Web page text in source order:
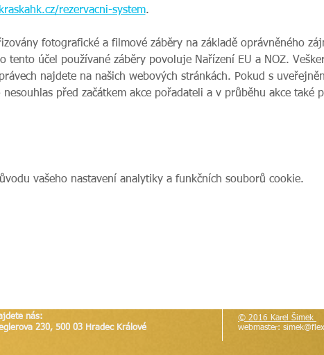
rezervacni-system.
fotografické a filmové záběry na základě oprávněného
tento účel používané záběry povoluje Nařízení EU a NOZ.
najdete na našich webových stránkách. Pokud s
nesouhlas před začátkem akce pořadateli a v průběhu akce také
vašeho nastavení analytiky a funkčních souborů cookie.
© 2016 Karel Šimek
webmaster:
nás:
230, 500 03 Hradec Králové